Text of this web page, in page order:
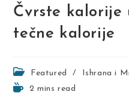
Čvrste kalorije
tečne kalorije
Post
category:
Featured / Ishrana i
Reading2 mins read